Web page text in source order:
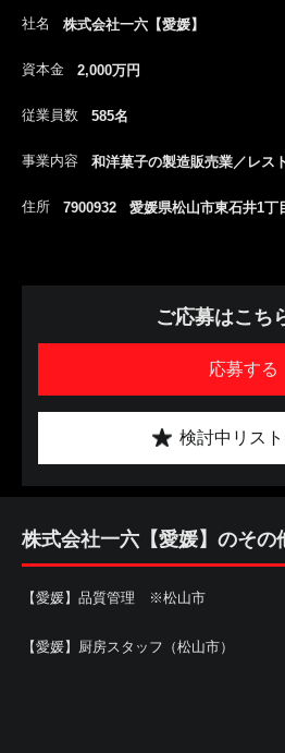
社名 株式会社一六【愛媛】
資本金 2,000万円
従業員数 585名
事業内容 和洋菓子の製造販売業／レス
住所 7900932 愛媛県松山市東石井1丁
ご応募はこち
応募する
検討中リス
株式会社一六【愛媛】のその
【愛媛】品質管理 ※松山市
【愛媛】厨房スタッフ（松山市）